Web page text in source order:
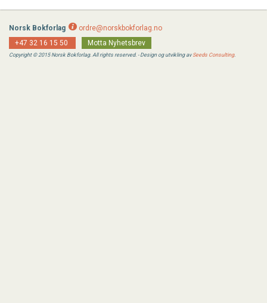
Norsk Bokforlag
ordre@norskbokforlag.no
+47 32 16 15 50
Motta Nyhetsbrev
Copyright © 2015 Norsk Bokforlag. All rights reserved. - Design og utvikling avSeeds Consulting.